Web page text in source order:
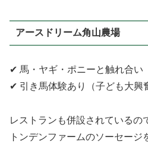
アースドリーム角山農場
✔ 馬・ヤギ・ポニーと触れ合い
✔ 引き馬体験あり（子ども大興
レストランも併設されているの
トンデンファームのソーセージ